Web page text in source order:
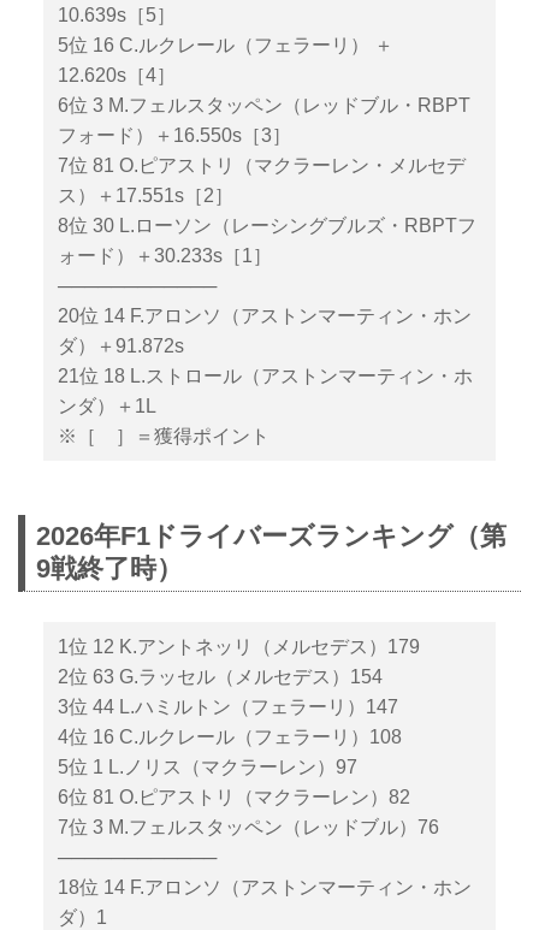
10.639s［5］
5位 16 C.ルクレール（フェラーリ） ＋
12.620s［4］
6位 3 M.フェルスタッペン（レッドブル・RBPT
フォード）＋16.550s［3］
7位 81 O.ピアストリ（マクラーレン・メルセデ
ス）＋17.551s［2］
8位 30 L.ローソン（レーシングブルズ・RBPTフ
ォード）＋30.233s［1］
────────────
20位 14 F.アロンソ（アストンマーティン・ホン
ダ）＋91.872s
21位 18 L.ストロール（アストンマーティン・ホ
ンダ）＋1L
※［ ］＝獲得ポイント
2026年F1ドライバーズランキング（第
9戦終了時）
1位 12 K.アントネッリ（メルセデス）179
2位 63 G.ラッセル（メルセデス）154
3位 44 L.ハミルトン（フェラーリ）147
4位 16 C.ルクレール（フェラーリ）108
5位 1 L.ノリス（マクラーレン）97
6位 81 O.ピアストリ（マクラーレン）82
7位 3 M.フェルスタッペン（レッドブル）76
────────────
18位 14 F.アロンソ（アストンマーティン・ホン
ダ）1